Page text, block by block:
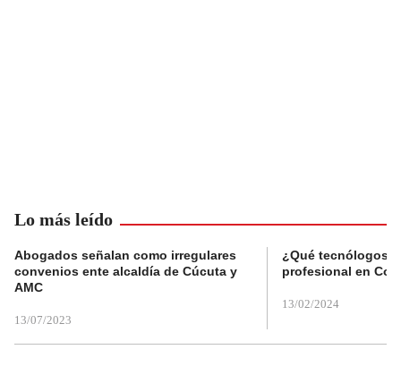
Lo más leído
Abogados señalan como irregulares
convenios ente alcaldía de Cúcuta y
AMC
13/07/2023
¿Qué tecnólogos
profesional en
13/02/2024